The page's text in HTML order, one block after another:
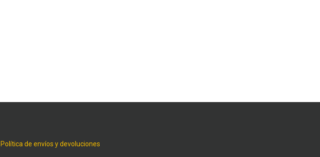
Política de envíos y devoluciones